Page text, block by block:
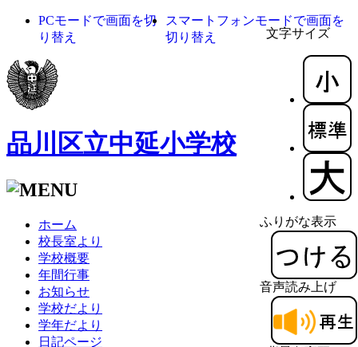
文字サイズ
ふりがな表示
音声読み上げ
PCモードで画面を切
り替え
スマートフォンモードで画面を
切り替え
品川区立中延小学校
ホーム
校長室より
学校概要
年間行事
お知らせ
学校だより
学年だより
日記ページ